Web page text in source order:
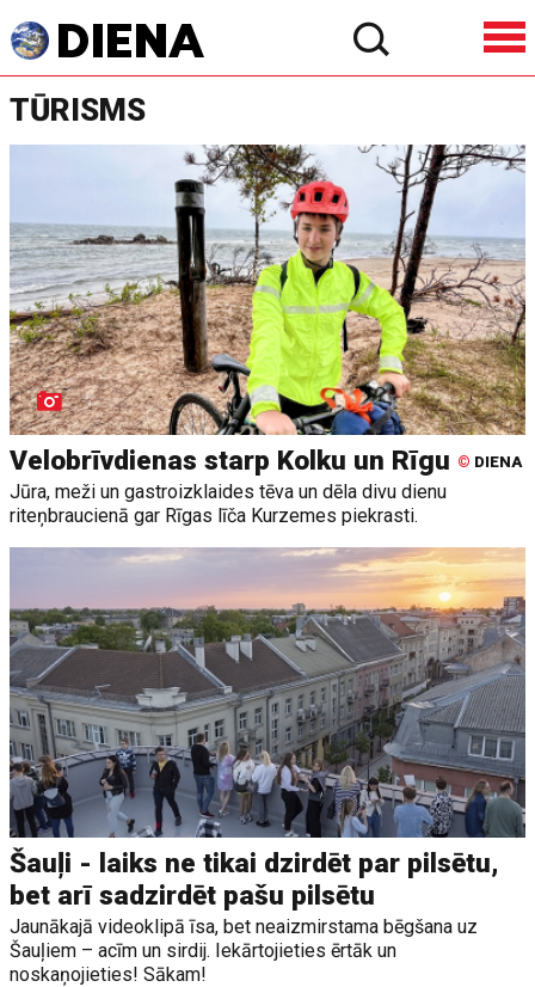
TŪRISMS
Velobrīvdienas starp Kolku un Rīgu © DIENA
Jūra, meži un gastroizklaides tēva un dēla divu dienu
riteņbraucienā gar Rīgas līča Kurzemes piekrasti.
Šauļi - laiks ne tikai dzirdēt par pilsētu,
bet arī sadzirdēt pašu pilsētu
Jaunākajā videoklipā īsa, bet neaizmirstama bēgšana uz
Šauļiem – acīm un sirdij. Iekārtojieties ērtāk un
noskaņojieties! Sākam!